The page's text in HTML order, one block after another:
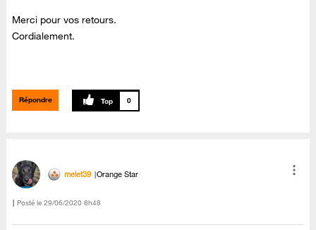
Merci pour vos retours.
Cordialement.
Répondre 0
melet39 Orange Star
Posté le ‎29/06/2020 8h48